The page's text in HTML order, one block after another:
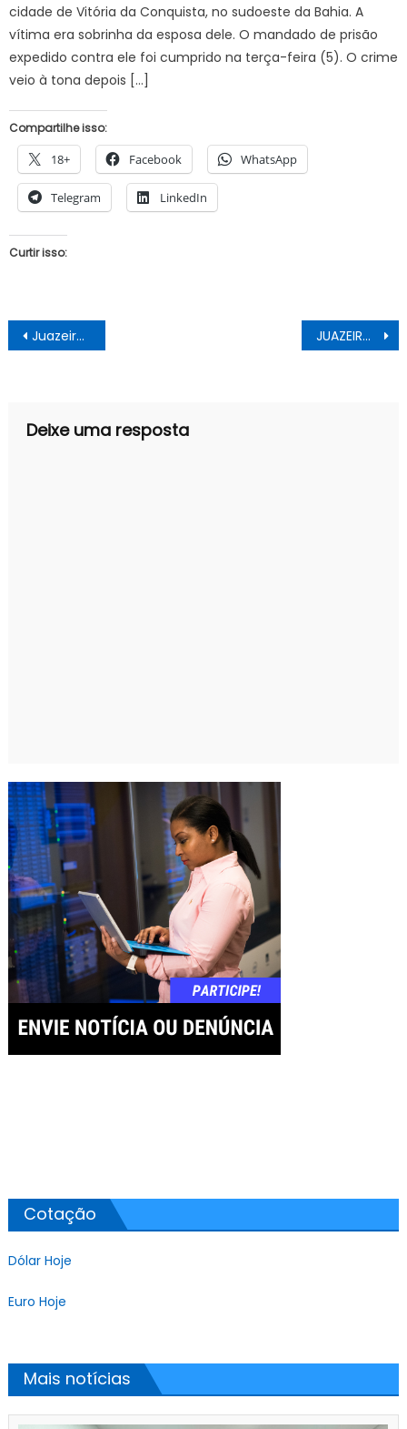
cidade de Vitória da Conquista, no sudoeste da Bahia. A
vítima era sobrinha da esposa dele. O mandado de prisão
expedido contra ele foi cumprido na terça-feira (5). O crime
veio à tona depois […]
Compartilhe isso:
18+ Facebook WhatsApp
Telegram LinkedIn
Curtir isso:
Navegação
de
Juazeiro: o papel do conselho tutelar JUAZEIRO: CONSELHO DE SAÚDE COBRA EXPLICAÇÕES A SESAU.
Deixe uma resposta
Cotação
Dólar Hoje
Euro Hoje
Mais notícias